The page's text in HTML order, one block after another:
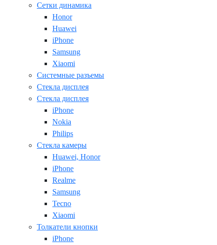
Сетки динамика
Honor
Huawei
iPhone
Samsung
Xiaomi
Системные разъемы
Стекла дисплея
Стекла дисплея
iPhone
Nokia
Philips
Стекла камеры
Huawei, Honor
iPhone
Realme
Samsung
Tecno
Xiaomi
Толкатели кнопки
iPhone